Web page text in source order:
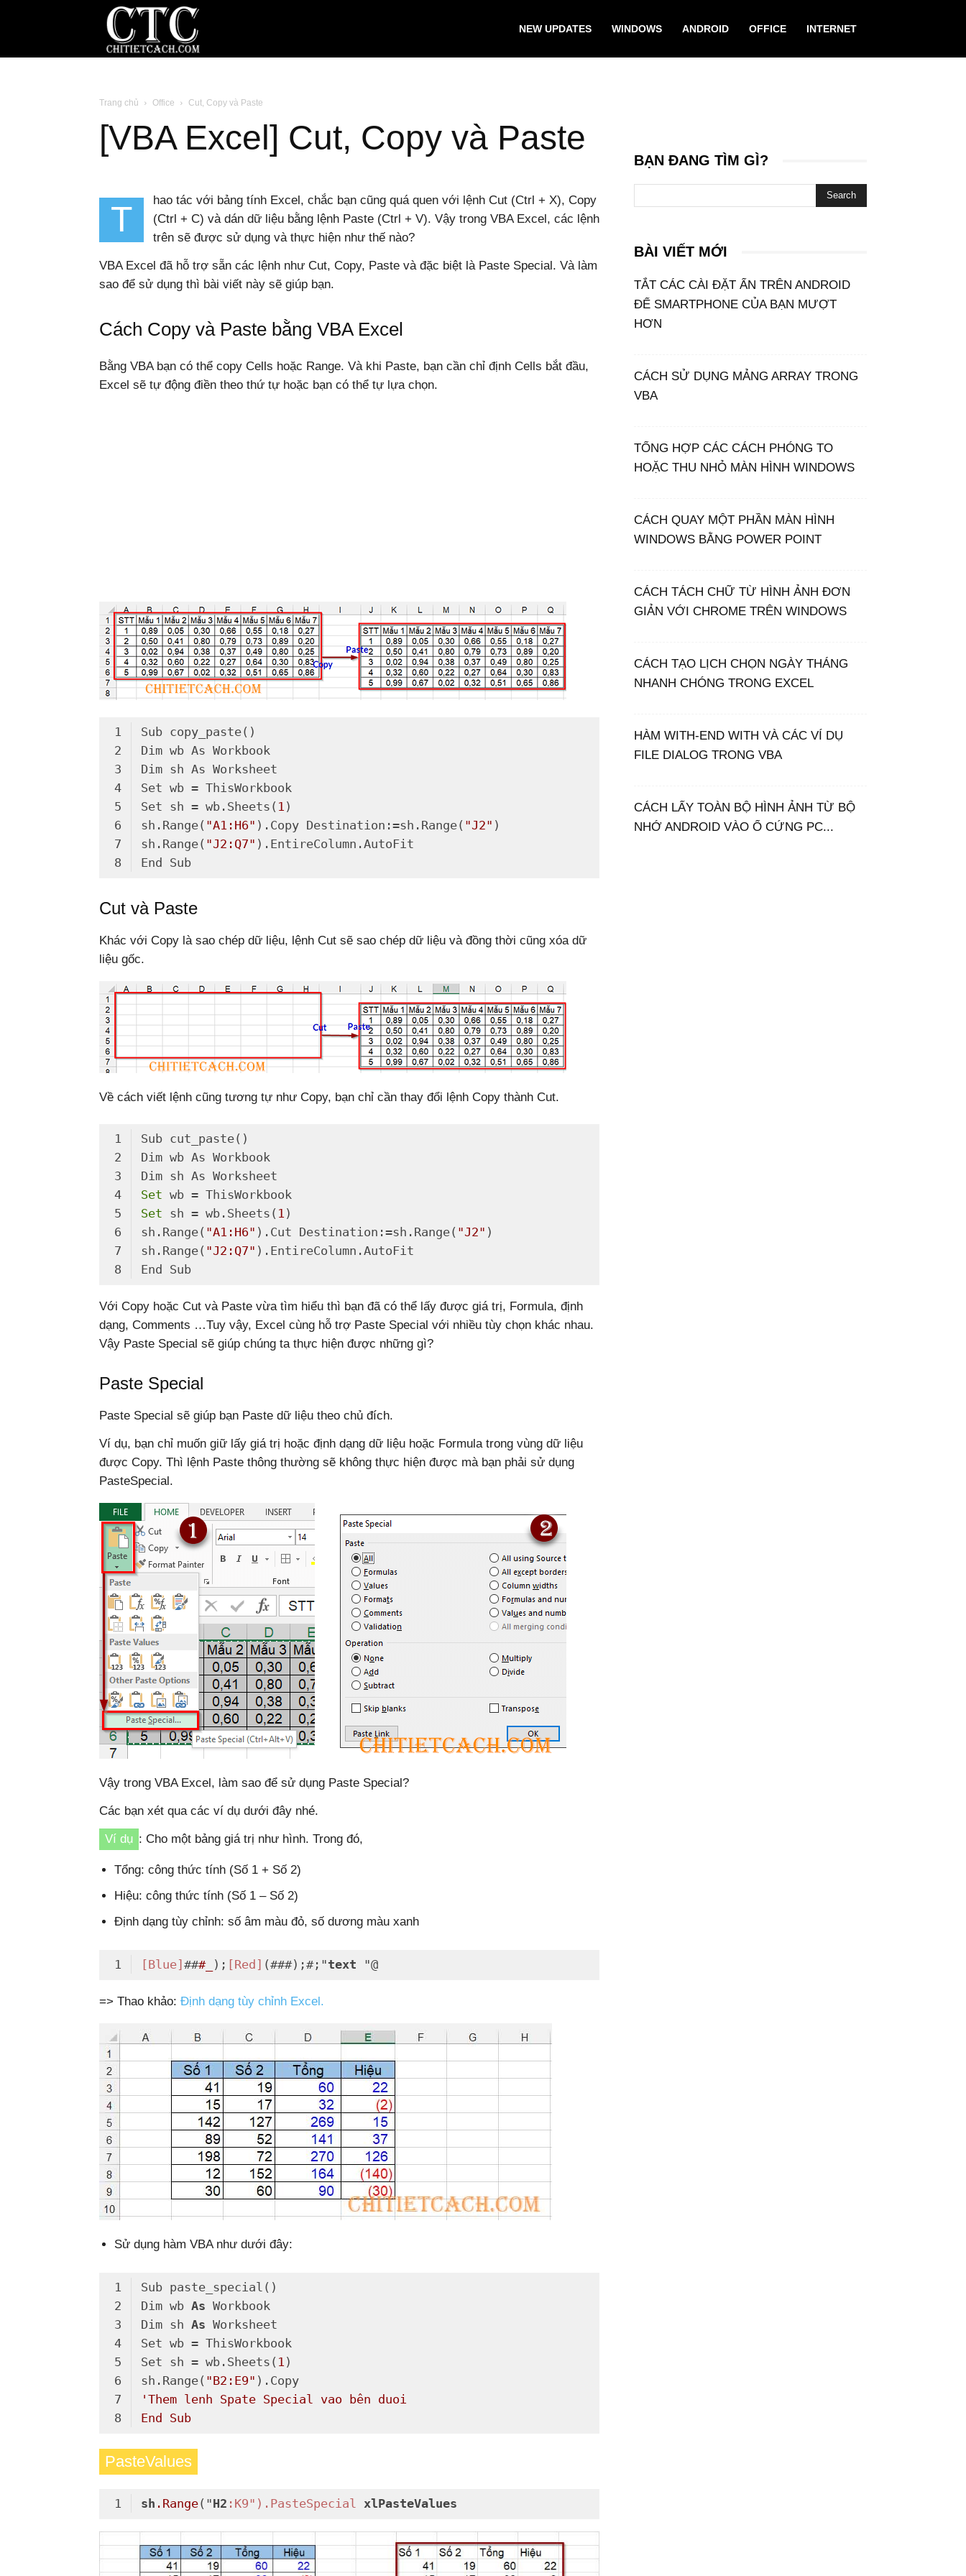
sẻ
thủ
thuật
Windows,
NEW UPDATES WINDOWS ANDROID OFFICE INTERNET
Trang chủ Office Cut, Copy và Paste
[VBA Excel] Cut, Copy và Paste
T
hao tác với bảng tính Excel, chắc bạn cũng quá quen với lệnh Cut (Ctrl + X), Copy
(Ctrl + C) và dán dữ liệu bằng lệnh Paste (Ctrl + V). Vậy trong VBA Excel, các lệnh
trên sẽ được sử dụng và thực hiện như thế nào?
VBA Excel đã hỗ trợ sẵn các lệnh như Cut, Copy, Paste và đặc biệt là Paste Special. Và làm
sao để sử dụng thì bài viết này sẽ giúp bạn.
Cách Copy và Paste bằng VBA Excel
Bằng VBA bạn có thể copy Cells hoặc Range. Và khi Paste, bạn cần chỉ định Cells bắt đầu,
Excel sẽ tự động điền theo thứ tự hoặc bạn có thể tự lựa chọn.
Dim wb As Workbook
Set wb = ThisWorkbook
Set sh = wb.Sheets( 1
sh.Range( "A1:H6" ).Copy Destination:=sh.Range( "J2"
sh.Range( "J2:Q7"
End Sub
Cut và Paste
Khác với Copy là sao chép dữ liệu, lệnh Cut sẽ sao chép dữ liệu và đồng thời cũng xóa dữ
liệu gốc.
Về cách viết lệnh cũng tương tự như Copy, bạn chỉ cần thay đổi lệnh Copy thành Cut.
Dim wb As Workbook
Set
wb = ThisWorkbook
Set sh = wb.Sheets( 1
sh.Range( "A1:H6" ).Cut Destination:=sh.Range( "J2"
sh.Range( "J2:Q7"
End Sub
Với Copy hoặc Cut và Paste vừa tìm hiểu thì bạn đã có thể lấy được giá trị, Formula, định
dạng, Comments …Tuy vậy, Excel cùng hỗ trợ Paste Special với nhiều tùy chọn khác nhau.
Vậy Paste Special sẽ giúp chúng ta thực hiện được những gì?
Paste Special
Paste Special sẽ giúp bạn Paste dữ liệu theo chủ đích.
Ví dụ, bạn chỉ muốn giữ lấy giá trị hoặc định dạng dữ liệu hoặc Formula trong vùng dữ liệu
được Copy. Thì lệnh Paste thông thường sẽ không thực hiện được mà bạn phải sử dụng
PasteSpecial.
Vậy trong VBA Excel, làm sao để sử dụng Paste Special?
Các bạn xét qua các ví dụ dưới đây nhé.
Ví dụ : Cho một bảng giá trị như hình. Trong đó,
Tổng: công thức tính (Số 1 + Số 2)
Hiệu: công thức tính (Số 1 – Số 2)
Định dạng tùy chỉnh: số âm màu đỏ, số dương màu xanh
[Blue] ###_ ); [Red] (###);#;"text "@
=> Thao khảo: Định dạng tùy chỉnh Excel.
Sử dụng hàm VBA như dưới đây:
Dim wb As
Workbook
Dim sh As
Set wb = ThisWorkbook
Set sh = wb.Sheets( 1
sh.Range( "B2:E9"
).Copy
'Them lenh Spate Special vao bên duoi
End Sub
PasteValues
sh .Range("H2 :K9").PasteSpecial xlPasteValues
BẠN ĐANG TÌM GÌ?
BÀI VIẾT MỚI
TẮT CÁC CÀI ĐẶT ẨN TRÊN ANDROID
ĐỂ SMARTPHONE CỦA BẠN MƯỢT
HƠN
CÁCH SỬ DỤNG MẢNG ARRAY TRONG
VBA
TỔNG HỢP CÁC CÁCH PHÓNG TO
HOẶC THU NHỎ MÀN HÌNH WINDOWS
CÁCH QUAY MỘT PHẦN MÀN HÌNH
WINDOWS BẰNG POWER POINT
CÁCH TÁCH CHỮ TỪ HÌNH ẢNH ĐƠN
GIẢN VỚI CHROME TRÊN WINDOWS
CÁCH TẠO LỊCH CHỌN NGÀY THÁNG
NHANH CHÓNG TRONG EXCEL
HÀM WITH-END WITH VÀ CÁC VÍ DỤ
FILE DIALOG TRONG VBA
CÁCH LẤY TOÀN BỘ HÌNH ẢNH TỪ BỘ
NHỚ ANDROID VÀO Ổ CỨNG PC...